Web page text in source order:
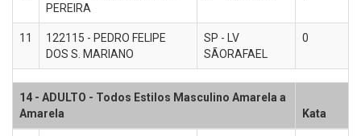
PEREIRA
11
122115 - PEDRO FELIPE
DOS S. MARIANO
SP - LV
SÃORAFAEL
0
14 - ADULTO - Todos Estilos Masculino Amarela a
Amarela
Kata